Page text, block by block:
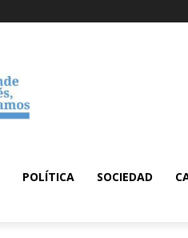
POLÍTICA SOCIEDAD